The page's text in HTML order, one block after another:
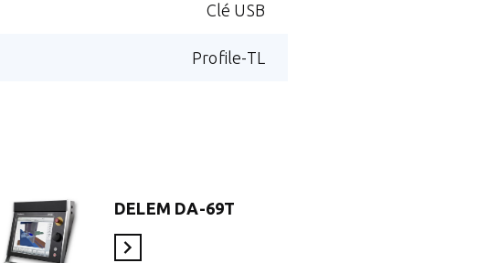
Clé USB
Profile-TL
DELEM DA-69T
En savoir plus